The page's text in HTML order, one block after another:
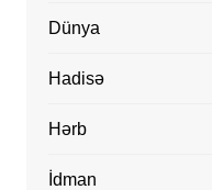
Dünya
Hadisə
Hərb
İdman